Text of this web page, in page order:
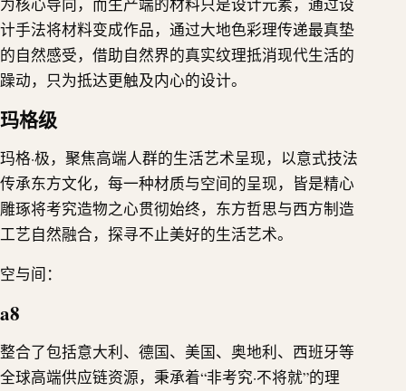
计手法将材料变成作品，通过大地色彩理传递最真垫
的自然感受，借助自然界的真实纹理抵消现代生活的
躁动，只为抵达更触及内心的设计。
玛格级
玛格·极，聚焦高端人群的生活艺术呈现，以意式技法
传承东方文化，每一种材质与空间的呈现，皆是精心
雕琢将考究造物之心贯彻始终，东方哲思与西方制造
工艺自然融合，探寻不止美好的生活艺术。
空与间：
a8
整合了包括意大利、德国、美国、奥地利、西班牙等
全球高端供应链资源，秉承着“非考究·不将就”的理